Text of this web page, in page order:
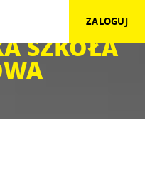
SZKOŁA
ZALOGUJ